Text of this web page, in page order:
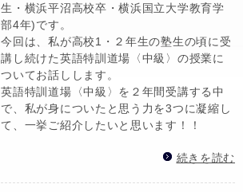
生・横浜平沼高校卒・横浜国立大学教育学
部4年)です。
今回は、私が高校1・２年生の塾生の頃に受
講し続けた英語特訓道場〈中級〉の授業に
ついてお話しします。
英語特訓道場〈中級〉を２年間受講する中
で、私が身についたと思う力を3つに凝縮し
て、一挙ご紹介したいと思います！！
続きを読む